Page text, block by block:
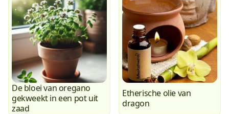
De bloei van oregano
gekweekt in een pot uit
zaad
Etherische olie van
dragon